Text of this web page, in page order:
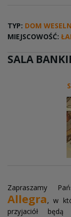
TYP: DOM
MIEJSCOWOŚĆ:
SALA
Zapraszamy
Allegra, w
przyjaciół